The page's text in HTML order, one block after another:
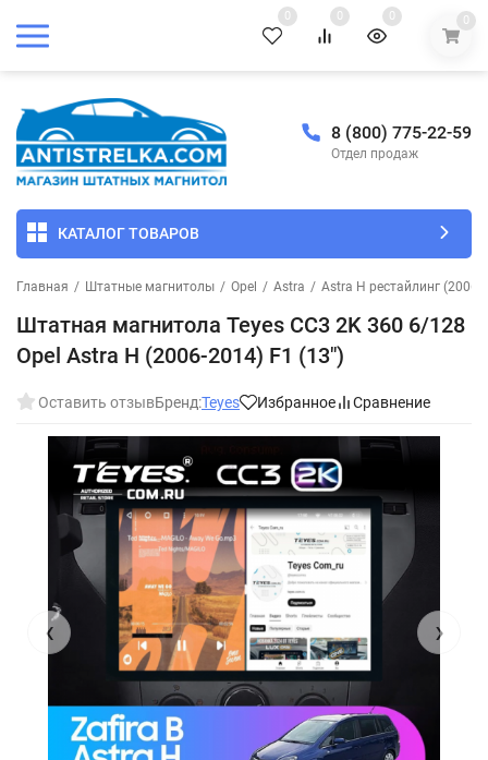
0 0 0 0
8 (800) 775-22-59
Отдел продаж
КАТАЛОГ ТОВАРОВ
Главная / Штатные магнитолы / Opel / Astra / Astra H рестайлинг (2006-
Штатная магнитола Teyes CC3 2K 360 6/128
Opel Astra H (2006-2014) F1 (13")
Оставить отзывБренд:Teyes Избранное Сравнение
‹ ›